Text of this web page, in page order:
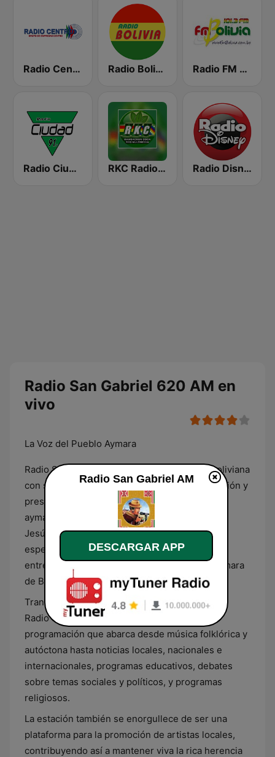
Radio Centro FM 96.1 Radio Bolivia Radio FM Bolivia
Radio Ciudad RKC Radio Kawsachun Coca Radio Disney Bolivia
Radio San Gabriel 620 AM en
vivo
La Voz del Pueblo Aymara
Radio San Gabriel es una emisora de radio boliviana
con sede en La Paz, que se dedica a la promoción y
preservación de la cultura y las tradiciones
aymaras. Fundada en 1955 por la Compañía de
Jesús, la estación de radio tiene un enfoque
especial en la educación, la información y el
entretenimiento para la población indígena aymara
de Bolivia.
Transmitiendo en lengua aymara y en español,
Radio San Gabriel ofrece una amplia gama de
programación que abarca desde música folklórica y
autóctona hasta noticias locales, nacionales e
internacionales, programas educativos, debates
sobre temas sociales y políticos, y programas
religiosos.
La estación también se enorgullece de ser una
plataforma para la promoción de artistas locales,
contribuyendo así a mantener viva la rica herencia
Radio San Gabriel AM
DESCARGAR APP